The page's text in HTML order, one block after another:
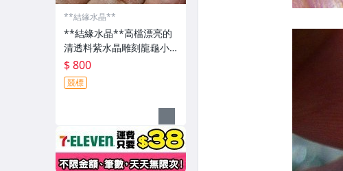
**結緣水晶**
**結緣水晶**高檔漂亮的
清透料紫水晶雕刻龍龜小
擺件27.3公克(7-14),週年
慶回饋金開跑,詳情請參考
商品描述!
$ 800
競標